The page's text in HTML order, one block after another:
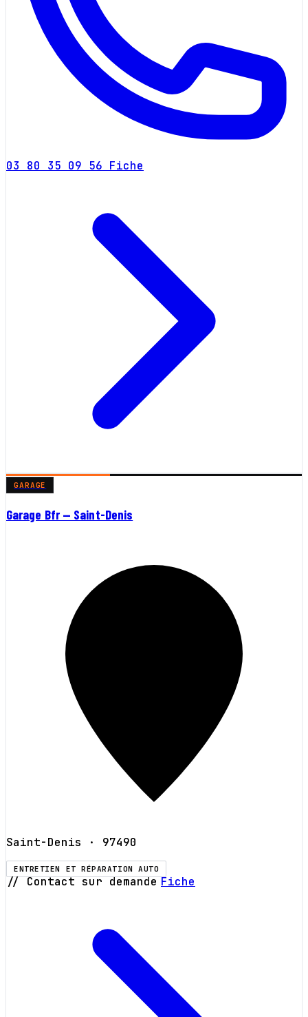
03 80 35 09 56 Fiche
GARAGE
Garage Bfr — Saint-Denis
Saint-Denis · 97490
ENTRETIEN ET RÉPARATION AUTO
// Contact sur demande Fiche